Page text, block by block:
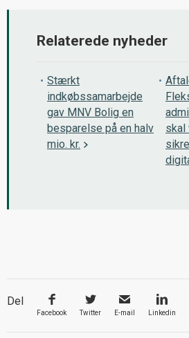
Relaterede nyheder
Stærkt
indkøbssamarbejde
gav MNV Bolig en
besparelse på en halv
mio. kr.
skal
Del
Facebook Twitter E-mail Linkedin